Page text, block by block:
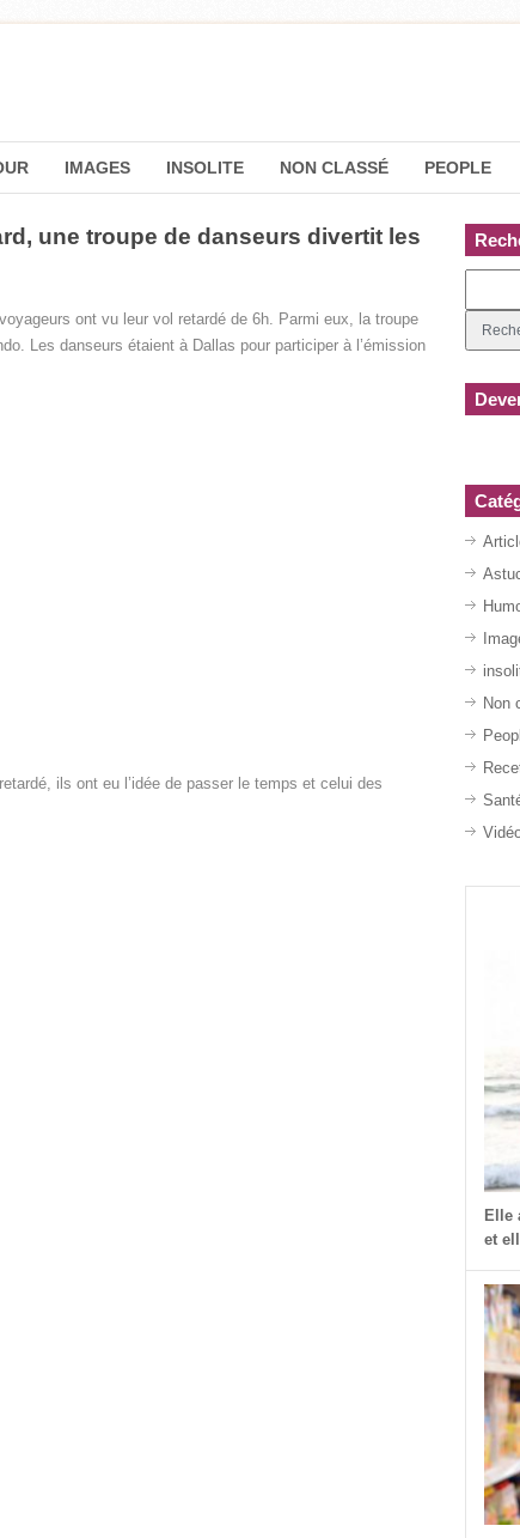
IMAGES INSOLITE NON CLASSÉ PEOPLE
une troupe de danseurs divertit les
ont vu leur vol retardé de 6h. Parmi eux, la troupe
Les danseurs étaient à Dallas pour participer à l’émission
ils ont eu l’idée de passer le temps et celui des
Non
Elle
et